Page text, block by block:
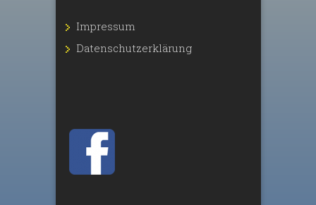
Impressum
Datenschutz­erklärung